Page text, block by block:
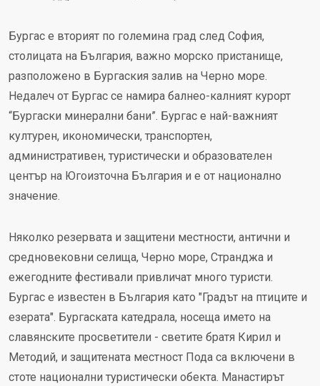
Бургас е вторият по големина град след София,
столицата на България, важно морско пристанище,
разположено в Бургаския залив на Черно море.
Недалеч от Бургас се намира балнео-калният курорт
“Бургаски минерални бани”. Бургас е най-важният
културен, икономически, транспортен,
административен, туристически и образователен
център на Югоизточна България и е от национално
значение.
Няколко резервата и защитени местности, антични и
средновековни селища, Черно море, Странджа и
ежегодните фестивали привличат много туристи.
Бургас е известен в България като "Градът на птиците и
езерата". Бургаската катедрала, носеща името на
славянските просветители - светите братя Кирил и
Методий, и защитената местност Пода са включени в
стоте национални туристически обекта. Манастирът